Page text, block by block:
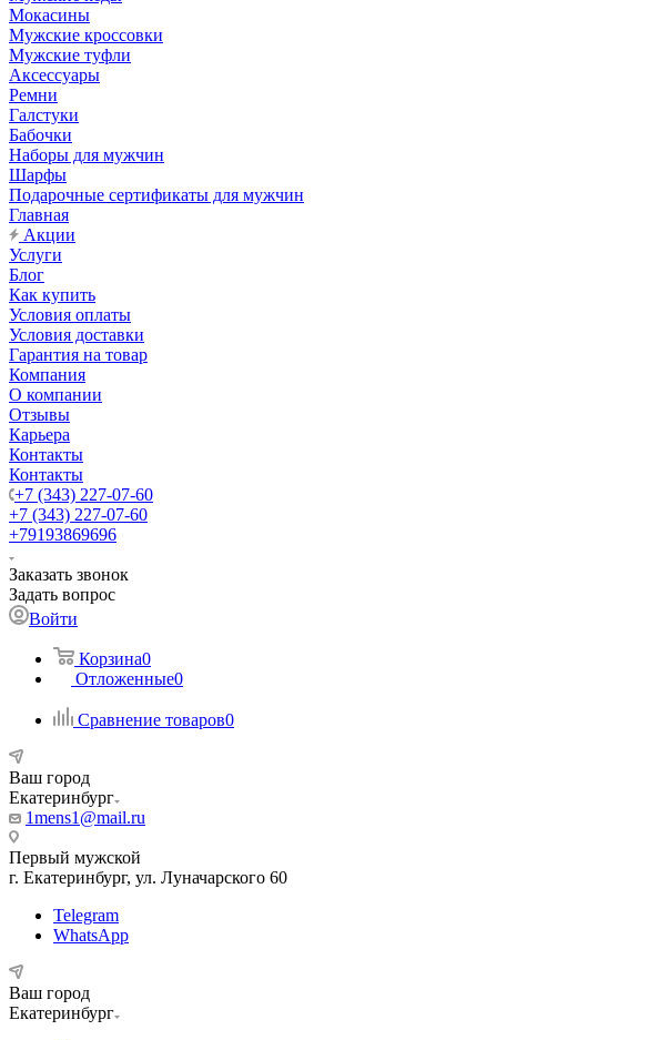
Мокасины
Мужские кроссовки
Мужские туфли
Аксессуары
Ремни
Галстуки
Бабочки
Наборы для мужчин
Шарфы
Подарочные сертификаты для мужчин
Главная
Акции
Услуги
Блог
Как купить
Условия оплаты
Условия доставки
Гарантия на товар
Компания
О компании
Отзывы
Карьера
Контакты
Контакты
+7 (343) 227-07-60
+7 (343) 227-07-60
+79193869696
Заказать звонок
Задать вопрос
Войти
Корзина0
Отложенные0
Сравнение товаров0
Ваш город
Екатеринбург
1mens1@mail.ru
Первый мужской
г. Екатеринбург, ул. Луначарского 60
Telegram
WhatsApp
Ваш город
Екатеринбург